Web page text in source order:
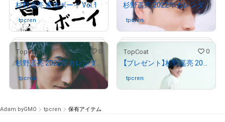
杉野遥亮 書道ボーイ Vol.1
tpcren さんが保有中
杉野遥亮 2022年カレンダー アザーカット Vol.1
tpcrenさんが保有中
TopCoat 0
杉野遥亮 2022年カレンダー アザーカット Vol.2
tpcren さんが保有中
TopCoat 0
【プレゼント】杉野遥亮 2022年カレンダーアザーカット Vol.0
tpcren さんが保有中
Adam byGMO tpcren 保有アイテム